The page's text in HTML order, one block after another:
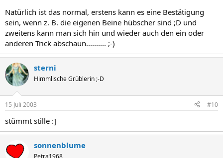
Natürlich ist das normal, erstens kann es eine Bestätigung
sein, wenn z. B. die eigenen Beine hübscher sind ;D und
zweitens kann man sich hin und wieder auch den ein oder
anderen Trick abschaun.......... ;-)
sterni
Himmlische Grüblerin ;-D
15 Juli 2003 #10
stümmt stille :]
sonnenblume
Petra1968